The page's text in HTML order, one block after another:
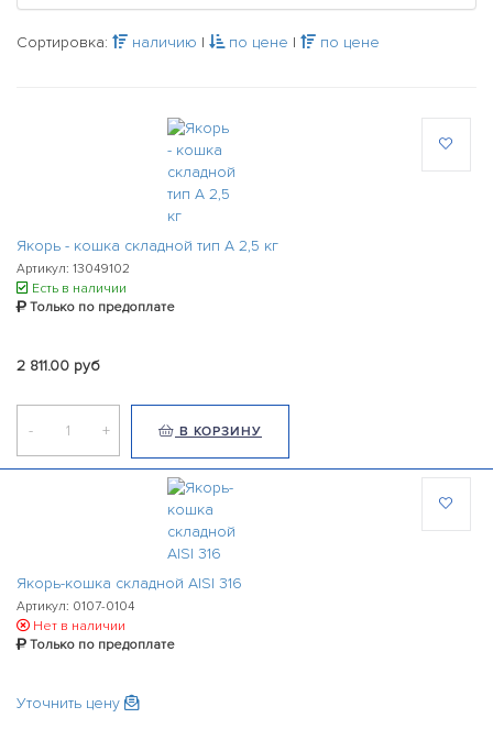
Сортировка: наличию | по цене | по цене
Якорь - кошка складной тип А 2,5 кг
Артикул: 13049102
Есть в наличии
Только по предоплате
2 811.00 руб
- + В КОРЗИНУ
Якорь-кошка складной AISI 316
Артикул: 0107-0104
Нет в наличии
Только по предоплате
Уточнить цену